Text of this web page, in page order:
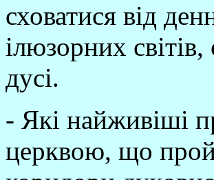
сховатися від
ілюзорних
дусі.
- Які найживіші
церквою, що